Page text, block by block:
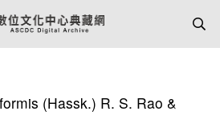
(Hassk.) R. S. Rao &